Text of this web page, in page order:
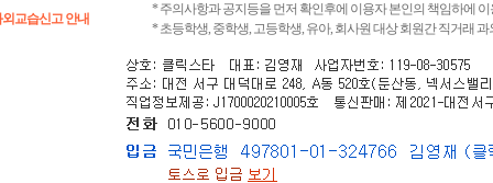
교습신고 안내
* 주의사항과 공지등을 먼저 확인후에 이용자 본인의 책임하에
* 초등학생, 중학생, 고등학생, 유아, 회사원 대상 회원간 직거래